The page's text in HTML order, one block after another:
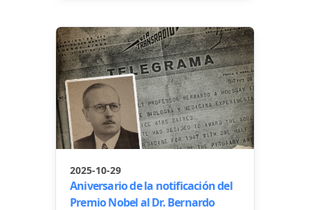
2025-10-29
Aniversario de la notificación del
Premio Nobel al Dr. Bernardo